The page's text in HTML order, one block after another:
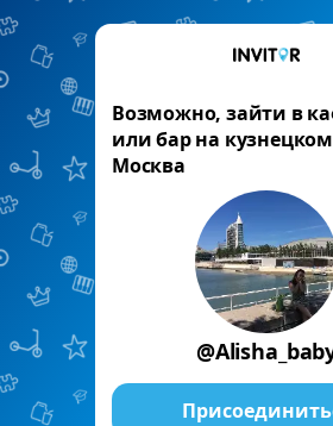
Возможно, зайти в
или бар на
Москва